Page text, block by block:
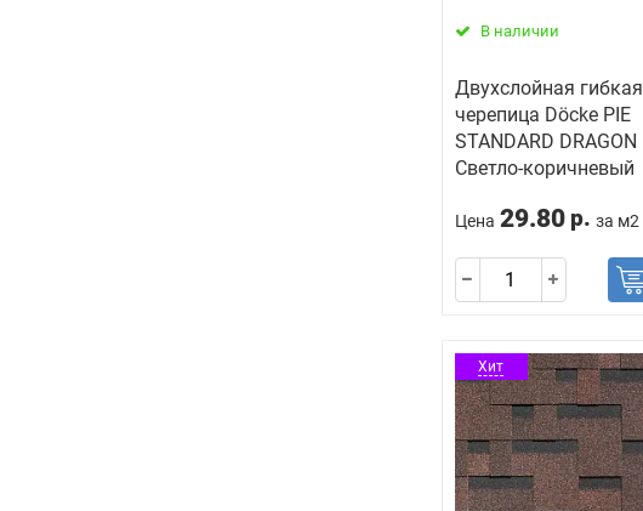
В наличии
Двухслойная гибкая
черепица Döcke PIE
STANDARD DRAGON
Светло-коричневый
Цена 29.80 р. за м2
Хит